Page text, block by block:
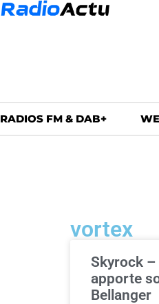
RADIOS FM & DAB+
vortex
Skyrock –
apporte
Bellanger